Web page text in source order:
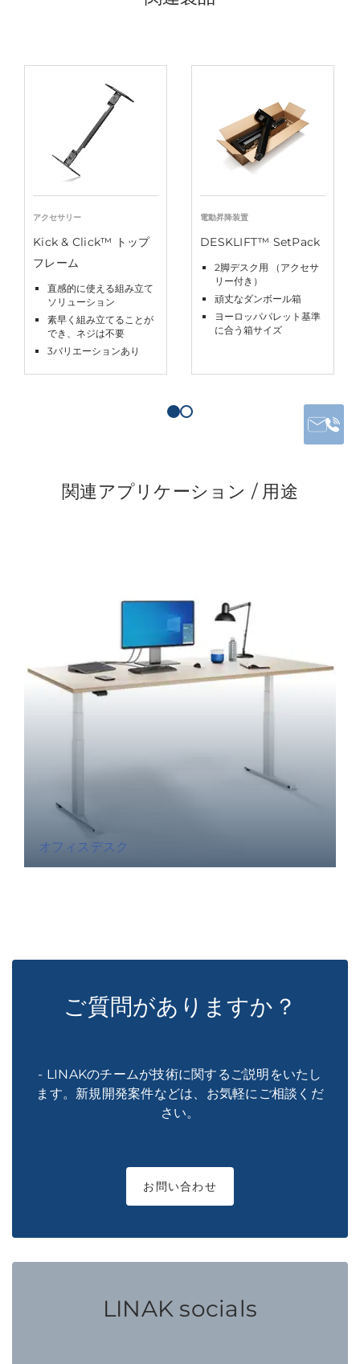
アクセサリー
Kick & Click™ トップ
フレーム
直感的に使える組み立て
ソリューション
素早く組み立てることが
でき、ネジは不要
3バリエーションあり
電動昇降装置
DESKLIFT™ SetPack
2脚デスク用 （アクセサ
リー付き）
頑丈なダンボール箱
ヨーロッパパレット基準
に合う箱サイズ
関連アプリケーション / 用途
オフィスデスク
ご質問がありますか？
- LINAKのチームが技術に関するご説明をいたし
ます。新規開発案件などは、お気軽にご相談くだ
さい。
お問い合わせ
LINAK socials